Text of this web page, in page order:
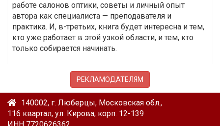
работе салонов оптики, советы и личный опыт
автора как специалиста — преподавателя и
практика. И, в-третьих, книга будет интересна и тем,
кто уже работает в этой узкой области, и тем, кто
только собирается начинать.
РЕКЛАМОДАТЕЛЯМ
140002, г. Люберцы, Московская обл.,
116 квартал, ул. Кирова, корп. 12-139